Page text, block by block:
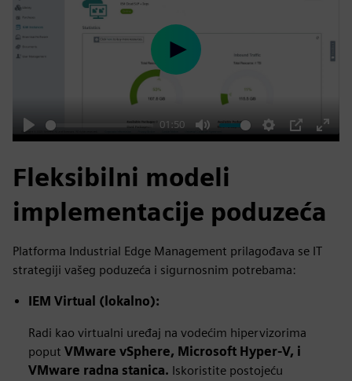
Play
01:50
Mute Settings
PIP
Enter
Play
Fleksibilni modeli
implementacije poduzeća
Platforma Industrial Edge Management prilagođava se IT
strategiji vašeg poduzeća i sigurnosnim potrebama:
IEM Virtual (lokalno):
Radi kao virtualni uređaj na vodećim hipervizorima
poput VMware vSphere, Microsoft Hyper-V, i
VMware radna stanica. Iskoristite postojeću